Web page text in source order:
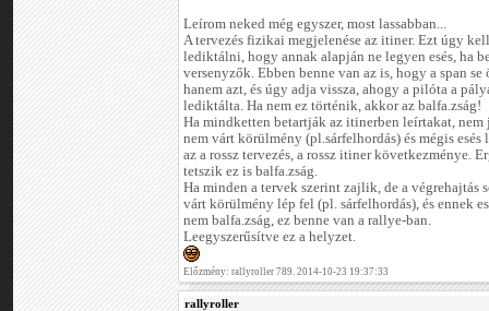
Leírom neked még egyszer, most lassabban...
A tervezés fizikai megjelenése az itiner. Ezt úgy
lediktálni, hogy annak alapján ne legyen esés, ha
versenyzők. Ebben benne van az is, hogy a span
hanem azt, és úgy adja vissza, ahogy a pilóta a
lediktálta. Ha nem ez történik, akkor az balfa.zság!
Ha mindketten betartják az itinerben leírtakat, nem
nem várt körülmény (pl.sárfelhordás) és mégis esés
az a rossz tervezés, a rossz itiner következménye.
tetszik ez is balfa.zság.
Ha minden a tervek szerint zajlik, de a végrehajtás
várt körülmény lép fel (pl. sárfelhordás), és ennek
nem balfa.zság, ez benne van a rallye-ban.
Leegyszerűsítve ez a helyzet.
Előzmény: rallyroller 789. 2014-10-23 19:37:33
rallyroller